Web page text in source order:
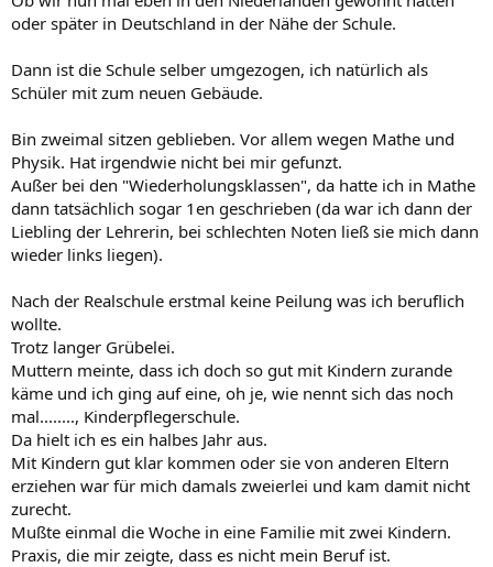
oder später in Deutschland in der Nähe der Schule.
Dann ist die Schule selber umgezogen, ich natürlich als
Schüler mit zum neuen Gebäude.
Bin zweimal sitzen geblieben. Vor allem wegen Mathe und
Physik. Hat irgendwie nicht bei mir gefunzt.
Außer bei den "Wiederholungsklassen", da hatte ich in Mathe
dann tatsächlich sogar 1en geschrieben (da war ich dann der
Liebling der Lehrerin, bei schlechten Noten ließ sie mich dann
wieder links liegen).
Nach der Realschule erstmal keine Peilung was ich beruflich
wollte.
Trotz langer Grübelei.
Muttern meinte, dass ich doch so gut mit Kindern zurande
käme und ich ging auf eine, oh je, wie nennt sich das noch
mal........, Kinderpflegerschule.
Da hielt ich es ein halbes Jahr aus.
Mit Kindern gut klar kommen oder sie von anderen Eltern
erziehen war für mich damals zweierlei und kam damit nicht
zurecht.
Mußte einmal die Woche in eine Familie mit zwei Kindern.
Praxis, die mir zeigte, dass es nicht mein Beruf ist.